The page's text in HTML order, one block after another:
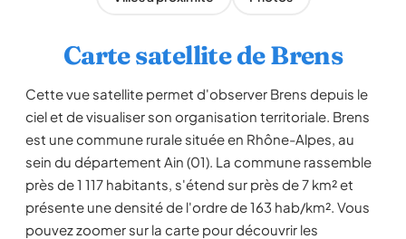
Carte satellite de Brens
Cette vue satellite permet d'observer Brens depuis le
ciel et de visualiser son organisation territoriale. Brens
est une commune rurale située en Rhône-Alpes, au
sein du département Ain (01). La commune rassemble
près de 1 117 habitants, s'étend sur près de 7 km² et
présente une densité de l'ordre de 163 hab/km². Vous
pouvez zoomer sur la carte pour découvrir les